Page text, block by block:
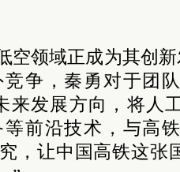
空领域正成为其创
争，秦勇对于团
来发展方向，将人
前沿技术，与高
，让中国高铁这张